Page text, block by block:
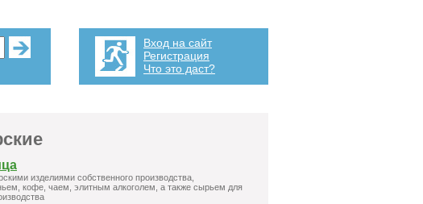
Вход на сайт
Регистрация
Что это даст?
изделиями собственного производства,
кофе, чаем, элитным алкоголем, а также сырьем для